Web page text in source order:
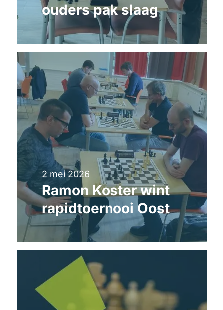
ouders pak slaag
2 mei 2026
Ramon Koster wint
rapidtoernooi Oost